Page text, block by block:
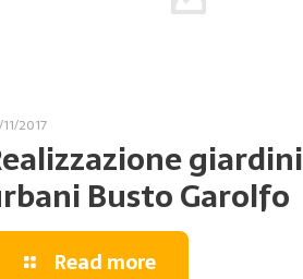
2017
giardini
Busto Garolfo
Read more